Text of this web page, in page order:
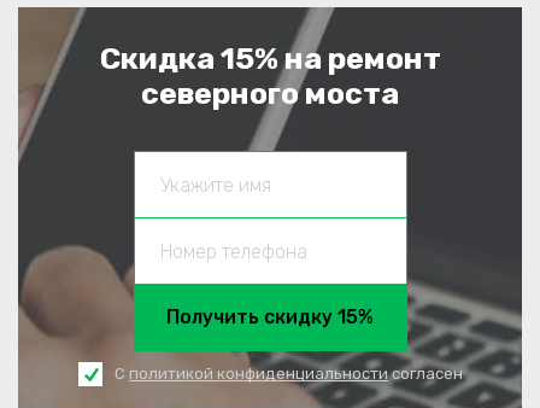
Скидка 15% на ремонт
северного моста
Получить скидку 15%
С политикой конфиденциальностисогласен